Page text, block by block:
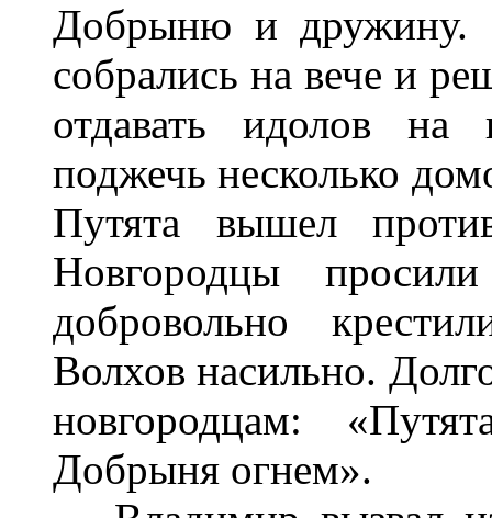
Добрыню и дружину.
собрались на вече и
отдавать идолов на
поджечь несколько
Путята вышел
Новгородцы
добровольно
Волхов насильно.
новгородцам:
Добрыня огнем».